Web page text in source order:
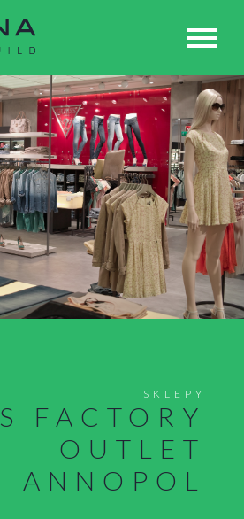
SKLEPY
FACTORY
OUTLET
ANNOPOL